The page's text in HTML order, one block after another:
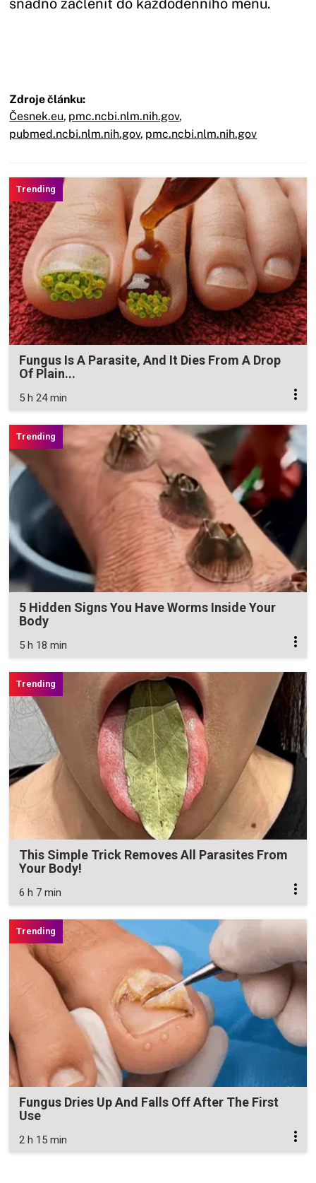
snadno začlenit do každodenního menu.
Zdroje článku:
Česnek.eu, pmc.ncbi.nlm.nih.gov,
pubmed.ncbi.nlm.nih.gov, pmc.ncbi.nlm.nih.gov
Fungus Is A Parasite, And It Dies From A Drop
Of Plain...
5 h 24 min
5 Hidden Signs You Have Worms Inside Your
Body
5 h 18 min
This Simple Trick Removes All Parasites From
Your Body!
6 h 7 min
Fungus Dries Up And Falls Off After The First
Use
2 h 15 min